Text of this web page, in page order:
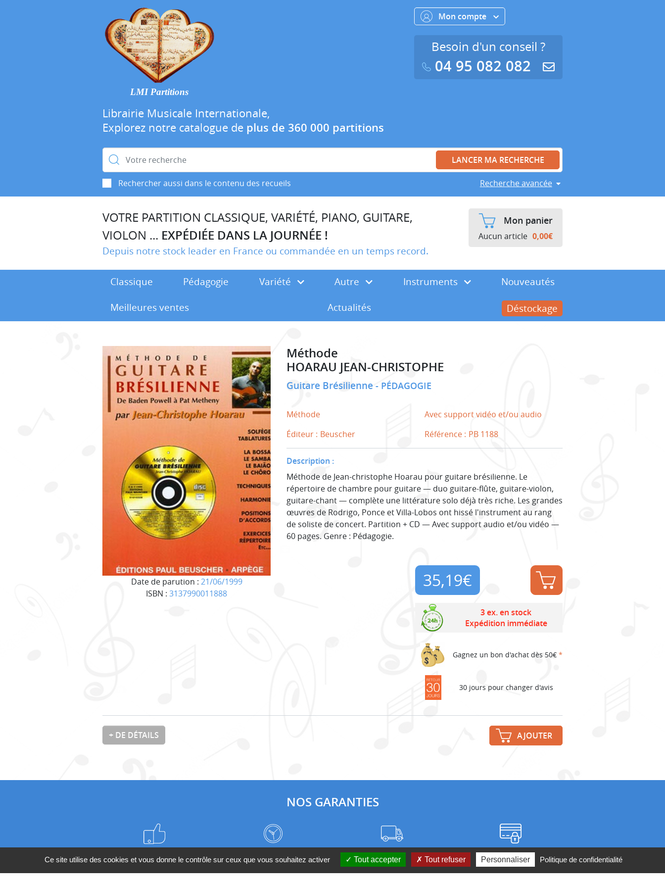
LMI Partitions
Librairie Musicale Internationale,
Explorez notre catalogue de plus de 360 000 partitions
Rechercher :
Rechercher aussi dans le contenu des recueils Recherche avancée
Mon compte
Besoin d'un conseil ?
04 95 082 082
VOTRE PARTITION CLASSIQUE, VARIÉTÉ, PIANO, GUITARE,
VIOLON ... EXPÉDIÉE DANS LA JOURNÉE !
Depuis notre stock leader en France ou commandée en un temps record.
Mon panier
Aucun article 0,00€
Classique Pédagogie Variété Autre Instruments
Nouveautés
Meilleures ventes
Actualités Déstockage
Date de parution : 21/06/1999
ISBN : 3137990011888
Méthode
HOARAU JEAN-CHRISTOPHE
Guitare Brésilienne PÉDAGOGIE
Méthode
Avec support vidéo et/ou audio
Éditeur : Beuscher Référence : PB 1188
Description :
Méthode de Jean-christophe Hoarau pour guitare brésilienne. Le
répertoire de chambre pour guitare — duo guitare-flûte, guitare-violon,
guitare-chant — complète une littérature solo déjà très riche. Les grandes
œuvres de Rodrigo, Ponce et Villa-Lobos ont hissé l'instrument au rang
de soliste de concert. Partition + CD — Avec support audio et/ou vidéo —
60 pages. Genre : Pédagogie.
35,19€
3 ex. en stock
Expédition immédiate
Gagnez un bon d'achat dès 50€ *
30 jours pour changer d'avis
+ DE DÉTAILS AJOUTER
NOS GARANTIES
Meilleurs prix du web Frais de port à prix coûtant Paiement sécurisé
Ce site utilise des cookies et vous donne le contrôle sur ceux que vous souhaitez activer Tout accepter Tout refuser Personnaliser Politique de confidentialité